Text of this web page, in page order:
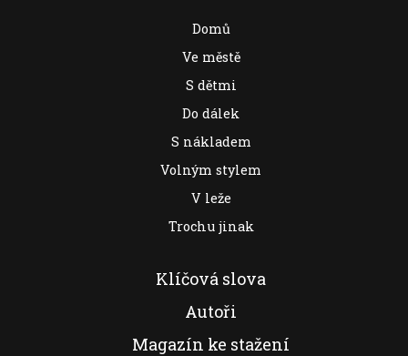
Domů
Ve městě
S dětmi
Do dálek
S nákladem
Volným stylem
V leže
Trochu jinak
Klíčová slova
Autoři
Magazín ke stažení